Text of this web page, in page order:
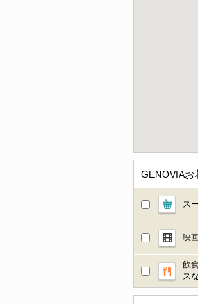
GENOVIA
ス
映
飲
ス